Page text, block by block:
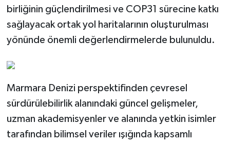
birliğinin güçlendirilmesi ve COP31 sürecine katkı
sağlayacak ortak yol haritalarının oluşturulması
yönünde önemli değerlendirmelerde bulunuldu.
Marmara Denizi perspektifinden çevresel
sürdürülebilirlik alanındaki güncel gelişmeler,
uzman akademisyenler ve alanında yetkin isimler
tarafından bilimsel veriler ışığında kapsamlı